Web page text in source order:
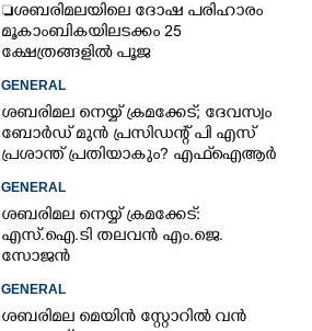
ശബരിമലയിലെ ദോഷ പരിഹാരം
മൂകാംബികയിലടക്കം 25
ക്ഷേത്രങ്ങളിൽ പൂജ
GENERAL
ശബരിമല നെയ്യ് ക്രമക്കേട്; ദേവസ്വം
ബോർഡ് മുൻ പ്രസിഡന്റ് പി എസ്
പ്രശാന്ത് പ്രതിയാകും? എഫ്ഐആർ
GENERAL
ശബരിമല നെയ്യ് ക്രമക്കേട്:
എസ്.ഐ.ടി തലവൻ എം.ജെ.
സോജൻ
GENERAL
ശബരിമല മെയിൻ സ്റ്റോറിൽ വൻ